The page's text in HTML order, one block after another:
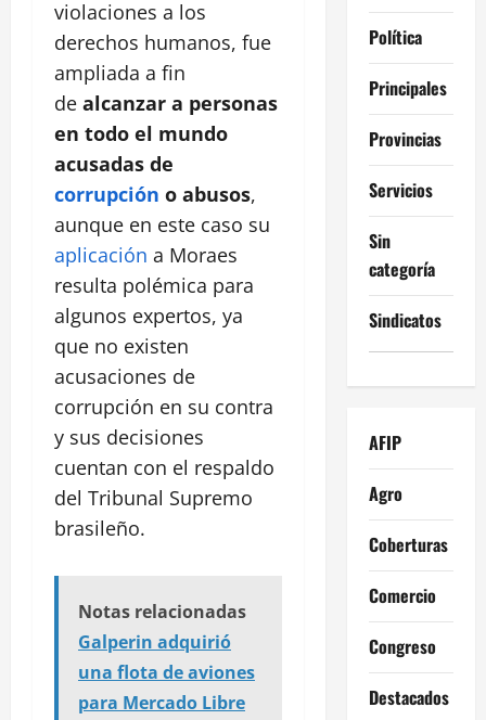
violaciones a los
derechos humanos, fue
ampliada a fin
de alcanzar a personas
en todo el mundo
acusadas de
corrupción o abusos,
aunque en este caso su
aplicación a Moraes
resulta polémica para
algunos expertos, ya
que no existen
acusaciones de
corrupción en su contra
y sus decisiones
cuentan con el respaldo
del Tribunal Supremo
brasileño.
Notas relacionadas
Galperin adquirió
una flota de aviones
para Mercado Libre
Política
Principales
Provincias
Servicios
Sin
categoría
Sindicatos
AFIP
Agro
Coberturas
Comercio
Congreso
Destacados